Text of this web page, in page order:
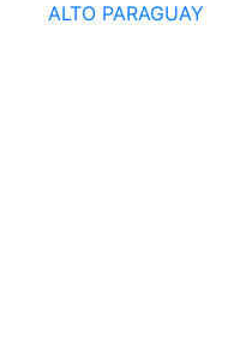
ALTO PARAGUAY